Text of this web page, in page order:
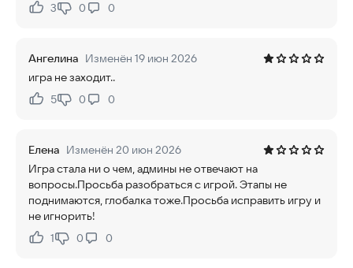
Нравится:
3Не нравится:
0 0
Ангелина Изменён 19 июн 2026
игра не заходит..
Нравится:
5Не нравится:
0 0
Елена Изменён 20 июн 2026
Игра стала ни о чем, админы не отвечают на
вопросы.Просьба разобраться с игрой. Этапы не
поднимаются, глобалка тоже.Просьба исправить игру и
не игнорить!
Нравится:
1Не нравится:
0 0